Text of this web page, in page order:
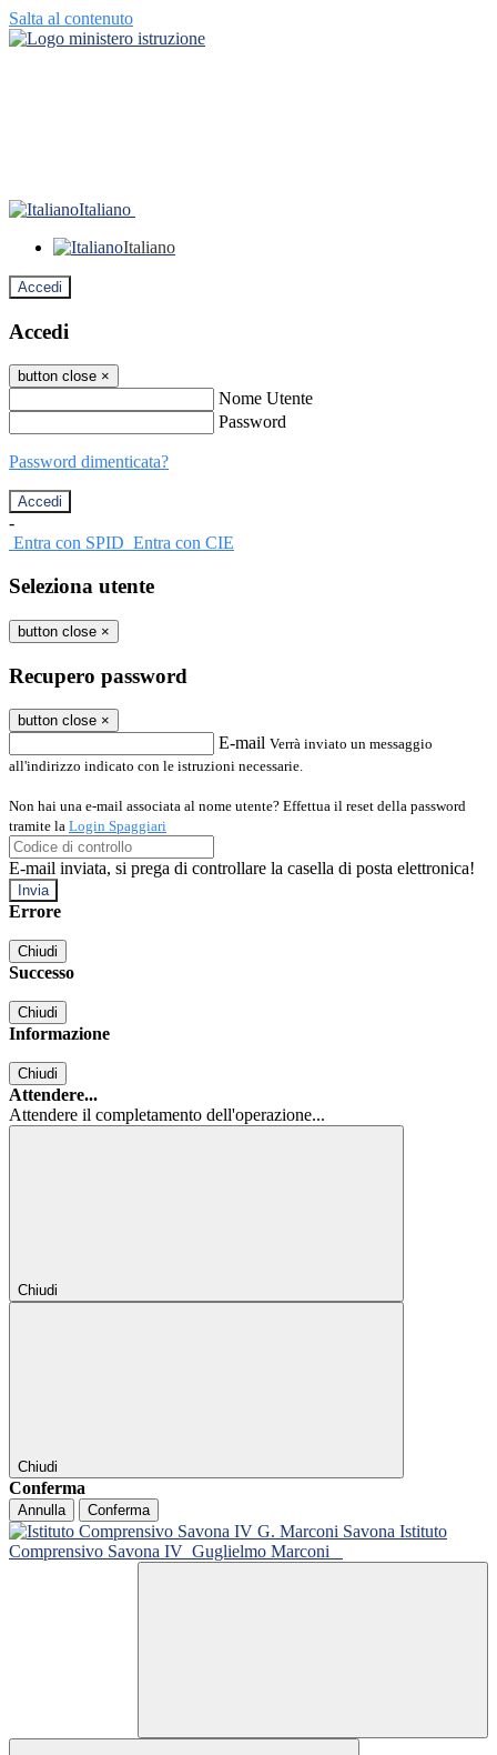
Salta al contenuto
Italiano
Italiano
Accedi
Accedi
button close ×
Nome Utente
Password
Password dimenticata?
-
Entra con SPID Entra con CIE
Seleziona utente
button close ×
Recupero password
button close ×
E-mail Verrà inviato un messaggio
all'indirizzo indicato con le istruzioni necessarie.
Non hai una e-mail associata al nome utente? Effettua il reset della password
tramite la Login Spaggiari
E-mail inviata, si prega di controllare la casella di posta elettronica!
Errore
Chiudi
Successo
Chiudi
Informazione
Chiudi
Attendere...
Attendere il completamento dell'operazione...
Chiudi
Chiudi
Conferma
Annulla Conferma
Istituto
Comprensivo Savona IV Guglielmo Marconi